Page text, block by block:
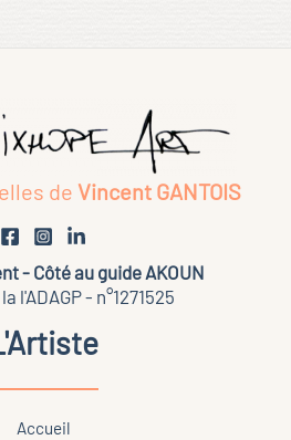
être
choisies
la
du
produit
de Vincent GANTOIS
- Côté au guide AKOUN
l'ADAGP - n°1271525
Accueil